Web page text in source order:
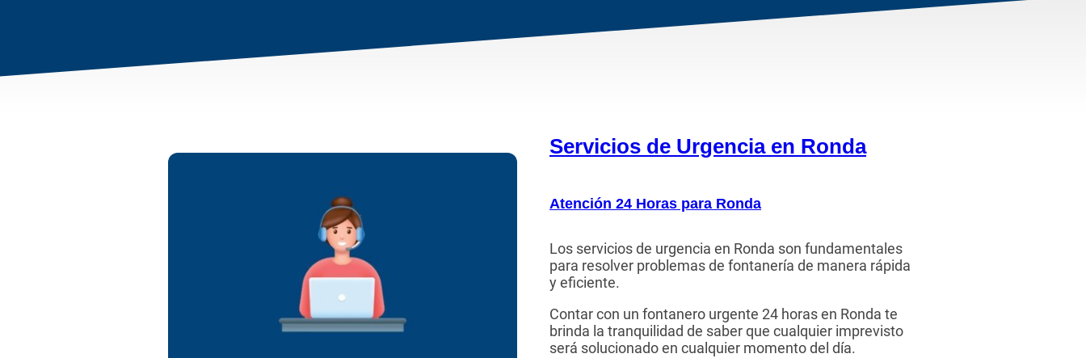
Servicios de Urgencia en Ronda
Atención 24 Horas para Ronda
Los servicios de urgencia en Ronda son fundamentales
para resolver problemas de fontanería de manera rápida
y eficiente.
Contar con un fontanero urgente 24 horas en Ronda te
brinda la tranquilidad de saber que cualquier imprevisto
será solucionado en cualquier momento del día.